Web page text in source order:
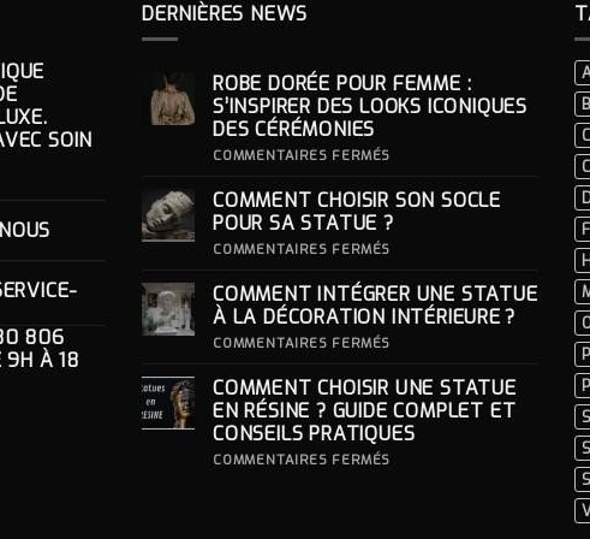
SOIN
806
9H À 18
DERNIÈRES NEWS
ROBE DORÉE POUR FEMME :
S’INSPIRER DES LOOKS ICONIQUES
DES CÉRÉMONIES
COMMENTAIRES FERMÉS
POUR
FEMME
ICONIQUES
DES
CÉRÉMONIES
COMMENT CHOISIR SON SOCLE
POUR SA STATUE ?
COMMENTAIRES FERMÉS
SON
SOCLE
POUR
COMMENT INTÉGRER UNE STATUE
À LA DÉCORATION INTÉRIEURE ?
COMMENTAIRES FERMÉS
UNE
STATUE
À
LA
COMMENT CHOISIR UNE STATUE
EN RÉSINE ? GUIDE COMPLET ET
CONSEILS PRATIQUES
COMMENTAIRES FERMÉS